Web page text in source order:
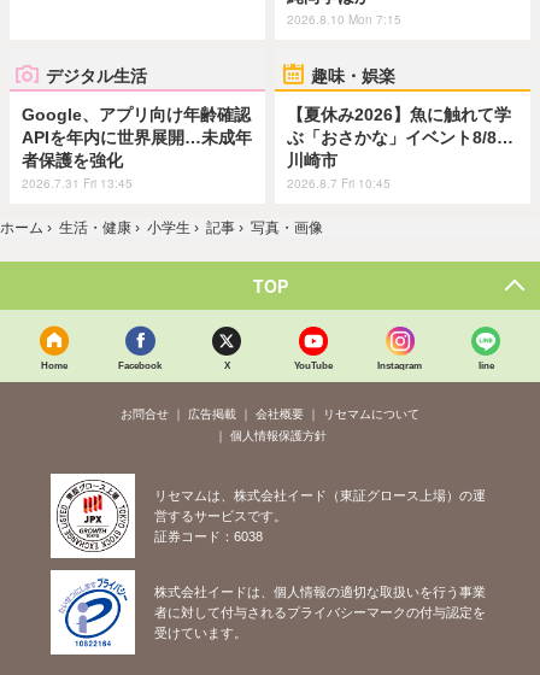
2026.8.10 Mon 7:15
デジタル生活
Google、アプリ向け年齢確認
APIを年内に世界展開…未成年
者保護を強化
2026.7.31 Fri 13:45
趣味・娯楽
【夏休み2026】魚に触れて学
ぶ「おさかな」イベント8/8…
川崎市
2026.8.7 Fri 10:45
ホーム › 生活・健康 › 小学生 › 記事 › 写真・画像
TOP
Home Facebook X YouTube Instagram line
お問合せ 広告掲載 会社概要
リセマムについて
個人情報保護方針
リセマムは、株式会社イード（東証グロース上場）の運
営するサービスです。
証券コード：6038
株式会社イードは、個人情報の適切な取扱いを行う事業
者に対して付与されるプライバシーマークの付与認定を
受けています。